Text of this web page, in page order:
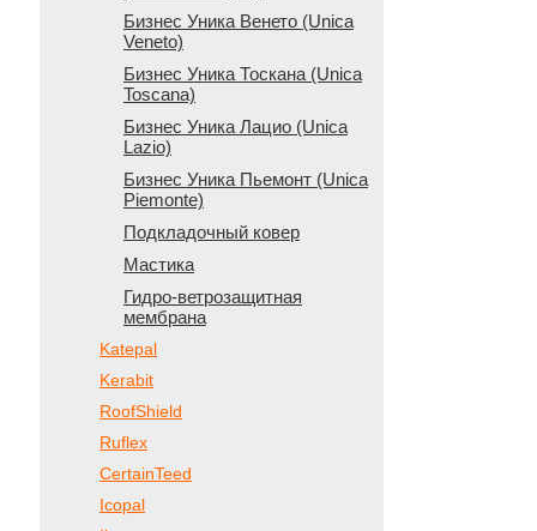
Бизнес Уника Венето (Unica
Veneto)
Бизнес Уника Тоскана (Unica
Toscana)
Бизнес Уника Лацио (Unica
Lazio)
Бизнес Уника Пьемонт (Unica
Piemonte)
Подкладочный ковер
Мастика
Гидро-ветрозащитная
мембрана
Katepal
Kerabit
RoofShield
Ruflex
CertainTeed
Icopal